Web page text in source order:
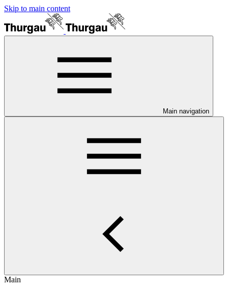
Skip to main content
Main navigation
Main